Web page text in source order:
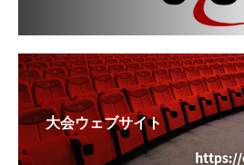
大会ウェブサイト